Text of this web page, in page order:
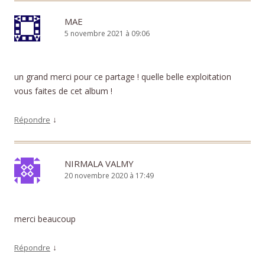
MAE
5 novembre 2021 à 09:06
un grand merci pour ce partage ! quelle belle exploitation
vous faites de cet album !
Répondre ↓
NIRMALA VALMY
20 novembre 2020 à 17:49
merci beaucoup
Répondre ↓